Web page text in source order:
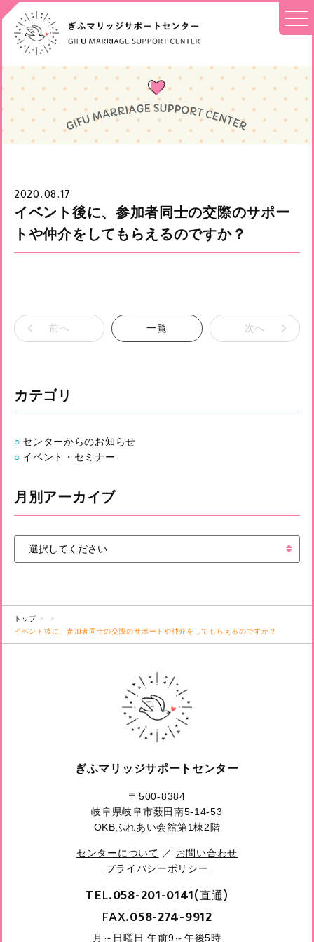
2020.08.17
イベント後に、参加者同士の交際のサポー
トや仲介をしてもらえるのですか？
前へ 一覧 次へ
カテゴリ
センターからのお知らせ
イベント・セミナー
月別アーカイブ
トップ
イベント後に、参加者同士の交際のサポートや仲介をしてもらえるのですか？
ぎふマリッジサポートセンター
〒500-8384
岐阜県岐阜市薮田南5-14-53
OKBふれあい会館第1棟2階
センターについて ／ お問い合わせ
プライバシーポリシー
TEL.058-201-0141(直通)
FAX.058-274-9912
月～日曜日 午前9～午後5時